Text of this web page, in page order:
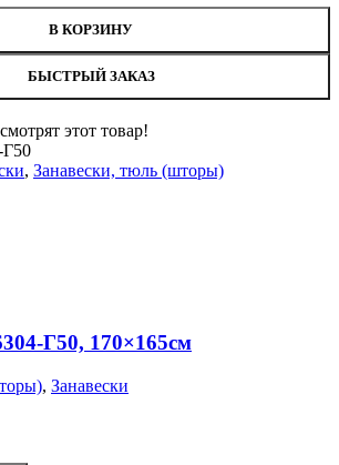
В КОРЗИНУ
БЫСТРЫЙ ЗАКАЗ
этот товар!
Г50
, Занавески, тюль (шторы)
Г50, 170×165см
, Занавески